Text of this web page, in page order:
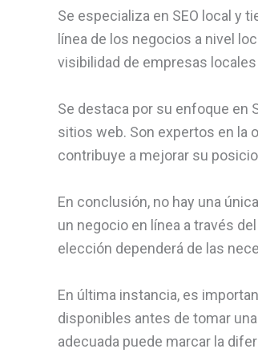
Se especializa en SEO local y
línea de los negocios a nivel
visibilidad de empresas
Se destaca por su enfoque en
sitios web. Son expertos en la
contribuye a mejorar su
En conclusión, no hay una
un negocio en línea a través
elección dependerá de las
En última instancia, es
disponibles antes de tomar
adecuada puede marcar la